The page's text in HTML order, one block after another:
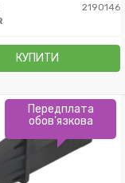
2190146
КУПИТИ
Передплата
обов'язкова